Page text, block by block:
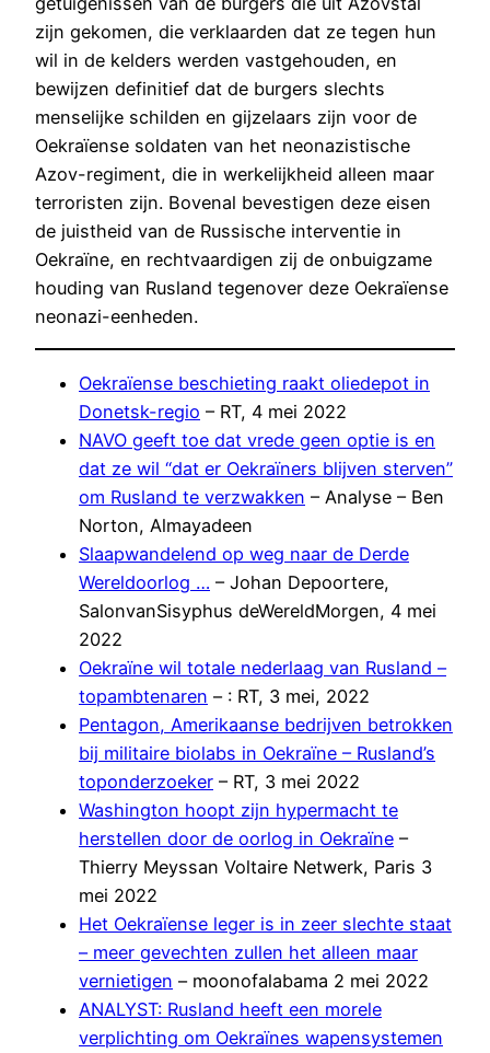
zijn gekomen, die verklaarden dat ze tegen hun
wil in de kelders werden vastgehouden, en
bewijzen definitief dat de burgers slechts
menselijke schilden en gijzelaars zijn voor de
Oekraïense soldaten van het neonazistische
Azov-regiment, die in werkelijkheid alleen maar
terroristen zijn. Bovenal bevestigen deze eisen
de juistheid van de Russische interventie in
Oekraïne, en rechtvaardigen zij de onbuigzame
houding van Rusland tegenover deze Oekraïense
neonazi-eenheden.
Oekraïense beschieting raakt oliedepot in
Donetsk-regio – RT, 4 mei 2022
NAVO geeft toe dat vrede geen optie is en
dat ze wil “dat er Oekraïners blijven sterven”
om Rusland te verzwakken – Analyse – Ben
Norton, Almayadeen
Slaapwandelend op weg naar de Derde
Wereldoorlog … – Johan Depoortere,
SalonvanSisyphus deWereldMorgen, 4 mei
2022
Oekraïne wil totale nederlaag van Rusland –
topambtenaren – : RT, 3 mei, 2022
Pentagon, Amerikaanse bedrijven betrokken
bij militaire biolabs in Oekraïne – Rusland’s
toponderzoeker – RT, 3 mei 2022
Washington hoopt zijn hypermacht te
herstellen door de oorlog in Oekraïne –
Thierry Meyssan Voltaire Netwerk, Paris 3
mei 2022
Het Oekraïense leger is in zeer slechte staat
– meer gevechten zullen het alleen maar
vernietigen – moonofalabama 2 mei 2022
ANALYST: Rusland heeft een morele
verplichting om Oekraïnes wapensystemen